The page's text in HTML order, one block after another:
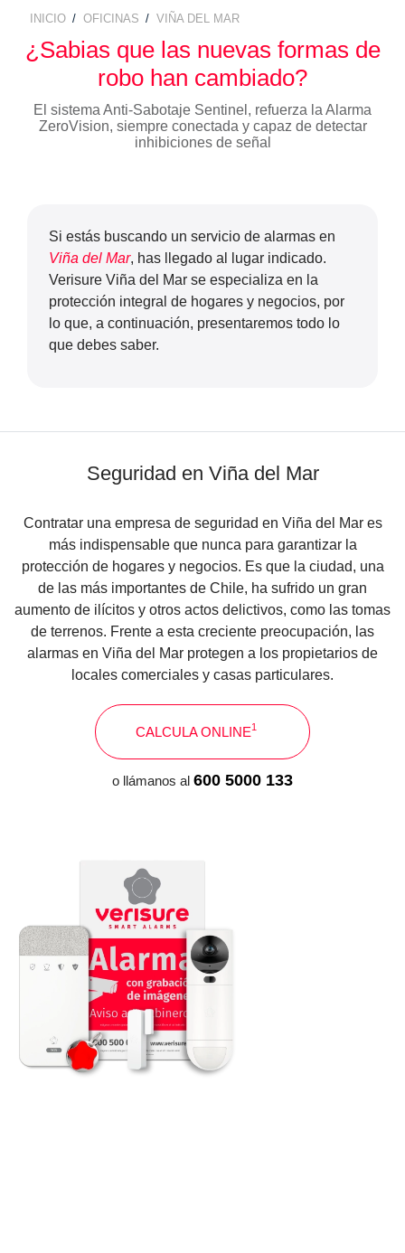
ALARMA ANTI OKUPA
LECTOR DE LLAVES
MANDO A DISTANCIA
SENSORES DE
MOVIMIENTO
SENSOR PERIMETRAL
DETECTOR DE HUMO
CENTRAL DE ALARMAS
COMUNICACIONES
BREADCRUMB
INICIO OFICINAS VIÑA DEL MAR
¿Sabias que las nuevas formas de
robo han cambiado?
El sistema Anti-Sabotaje Sentinel, refuerza la Alarma
ZeroVision, siempre conectada y capaz de detectar
inhibiciones de señal
Si estás buscando un servicio de alarmas en
Viña del Mar, has llegado al lugar indicado.
Verisure Viña del Mar se especializa en la
protección integral de hogares y negocios, por
lo que, a continuación, presentaremos todo lo
que debes saber.
Seguridad en Viña del Mar
Contratar una empresa de seguridad en Viña del Mar es
más indispensable que nunca para garantizar la
protección de hogares y negocios. Es que la ciudad, una
de las más importantes de Chile, ha sufrido un gran
aumento de ilícitos y otros actos delictivos, como las tomas
de terrenos. Frente a esta creciente preocupación, las
alarmas en Viña del Mar protegen a los propietarios de
locales comerciales y casas particulares.
CALCULA ONLINE1
o llámanos al 600 5000 133